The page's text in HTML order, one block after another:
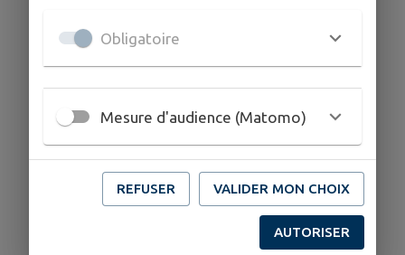
Obligatoire
Mesure d'audience (Matomo)
REFUSER VALIDER MON CHOIX
AUTORISER